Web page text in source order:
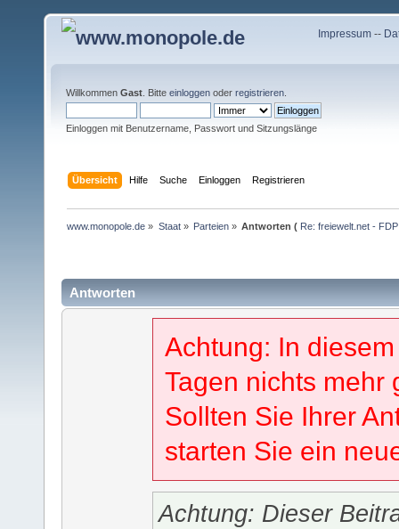
Impressum--
Willkommen Gast . Bitte einloggen oder registrieren
Einloggen mit Benutzername, Passwort und Sitzungslänge
Übersicht Hilfe Suche Einloggen Registrieren
www.monopole.de » Staat» Parteien» Antworten ( Re: freiewelt.net -
Antworten
Achtung: In
Tagen nichts mehr
Sollten Sie Ihrer
starten Sie ein
Achtung: Dieser